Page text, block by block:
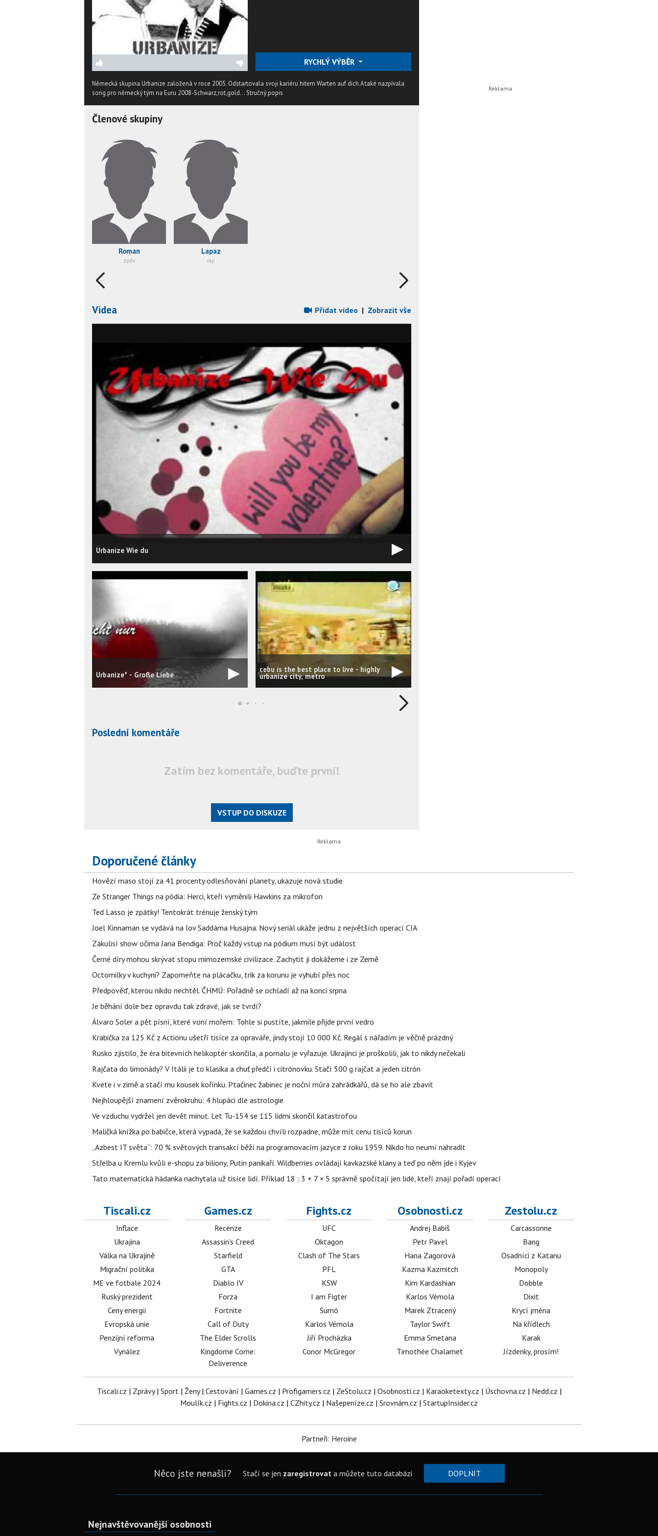
RYCHLÝ VÝBĚR
Německá skupina Urbanize založená v roce 2005. Odstartovala svoji kariéru hitem Warten auf dich.A také nazpívala
song pro německý tým na Euru 2008-Schwarz,rot,gold...Stručný popis
Členové skupiny
Roman
zpěv
Lapaz
rap
Videa Přidat video | Zobrazit vše
Urbanize Wie du
Urbanize* - Große Liebe
cebu is the best place to live - highly
urbanize city, metro
Poslední komentáře
Zatím bez komentáře, buďte první!
VSTUP DO DISKUZE
Doporučené články
Hovězí maso stojí za 41 procenty odlesňování planety, ukazuje nová studie
Ze Stranger Things na pódia: Herci, kteří vyměnili Hawkins za mikrofon
Ted Lasso je zpátky! Tentokrát trénuje ženský tým
Joel Kinnaman se vydává na lov Saddáma Husajna. Nový seriál ukáže jednu z největších operací CIA
Zákulisí show očima Jana Bendiga: Proč každý vstup na pódium musí být událost
Černé díry mohou skrývat stopu mimozemské civilizace. Zachytit ji dokážeme i ze Země
Octomilky v kuchyni? Zapomeňte na plácačku, trik za korunu je vyhubí přes noc
Předpověď, kterou nikdo nechtěl. ČHMÚ: Pořádně se ochladí až na konci srpna
Je běhání dole bez opravdu tak zdravé, jak se tvrdí?
Álvaro Soler a pět písní, které voní mořem: Tohle si pustíte, jakmile přijde první vedro
Krabička za 125 Kč z Actionu ušetří tisíce za opraváře, jindy stojí 10 000 Kč. Regál s nářadím je věčně prázdný
Rusko zjistilo, že éra bitevních helikoptér skončila, a pomalu je vyřazuje. Ukrajinci je proškolili, jak to nikdy nečekali
Rajčata do limonády? V Itálii je to klasika a chuť předčí i citrónovku. Stačí 500 g rajčat a jeden citrón
Kvete i v zimě a stačí mu kousek kořínku. Ptačinec žabinec je noční můra zahrádkářů, dá se ho ale zbavit
Nejhloupější znamení zvěrokruhu: 4 hlupáci dle astrologie
Ve vzduchu vydržel jen devět minut. Let Tu-154 se 115 lidmi skončil katastrofou
Maličká knížka po babičce, která vypadá, že se každou chvíli rozpadne, může mít cenu tisíců korun
„Azbest IT světa“: 70 % světových transakcí běží na programovacím jazyce z roku 1959. Nikdo ho neumí nahradit
Střelba u Kremlu kvůli e-shopu za biliony, Putin panikaří. Wildberries ovládají kavkazské klany a teď po něm jde i Kyjev
Tato matematická hádanka nachytala už tisíce lidí. Příklad 18 : 3 + 7 × 5 správně spočítají jen lidé, kteří znají pořadí operací
Tiscali.cz
Inflace
Ukrajina
Válka na Ukrajině
Migrační politika
ME ve fotbale 2024
Ruský prezident
Ceny energií
Evropská unie
Penzijní reforma
Vynález
Games.cz
Recenze
Assassin's Creed
Starfield
GTA
Diablo IV
Forza
Fortnite
Call of Duty
The Elder Scrolls
Kingdome Come:
Deliverence
Fights.cz
UFC
Oktagon
Clash of The Stars
PFL
KSW
I am Figter
Sumó
Karlos Vémola
Jiří Procházka
Conor McGregor
Osobnosti.cz
Andrej Babiš
Petr Pavel
Hana Zagorová
Kazma Kazmitch
Kim Kardashian
Karlos Vémola
Marek Ztracený
Taylor Swift
Emma Smetana
Timothée Chalamet
Zestolu.cz
Carcassonne
Bang
Osadníci z Katanu
Monopoly
Dobble
Dixit
Krycí jména
Na křídlech
Karak
Jízdenky, prosím!
Tiscali.cz | Zprávy| Sport| Ženy| Cestování | Games.cz | Profigamers.cz | ZeStolu.cz | Osobnosti.cz | Karaoketexty.cz | Úschovna.cz | Nedd.cz |
Moulík.cz | Fights.cz | Dokina.cz | CZhity.cz | Našepeníze.cz | Srovnám.cz | StartupInsider.cz
Partneři: Heroine
Něco jste nenašli? Stačí se jen zaregistrovata můžete tuto databázi DOPLNIT
Nejnavštěvovanější osobnosti